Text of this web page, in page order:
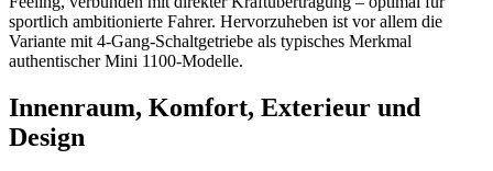
sportlich ambitionierte Fahrer. Hervorzuheben ist vor allem die
Variante mit 4-Gang-Schaltgetriebe als typisches Merkmal
authentischer Mini 1100-Modelle.
Innenraum, Komfort, Exterieur und
Design